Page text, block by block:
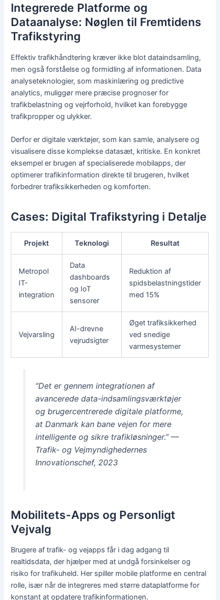
Integrerede Platforme og
Dataanalyse: Nøglen til Fremtidens
Trafikstyring
Effektiv trafikhåndtering kræver ikke blot dataindsamling,
men også forståelse og formidling af informationen. Data
analyseteknologier, som maskinlæring og predictive
analytics, muliggør mere præcise prognoser for
trafikbelastning og vejrforhold, hvilket kan forebygge
trafikpropper og ulykker.
Derfor er digitale værktøjer, som kan samle, analysere og
visualisere disse komplekse datasæt, kritiske. En konkret
eksempel er brugen af specialiserede mobilapps, der
optimerer trafikinformation direkte til brugeren, hvilket
forbedrer trafiksikkerheden og komforten.
Cases: Digital Trafikstyring i Detalje
Projekt Teknologi Resultat
Metropol
IT-
integration
Data
dashboards
og IoT
sensorer
Reduktion af
spidsbelastningstider
med 15%
Vejvarsling
AI-drevne
vejrudsigter
Øget trafiksikkerhed
ved snedige
varmesystemer
“Det er gennem integrationen af
avancerede data-indsamlingsværktøjer
og brugercentrerede digitale platforme,
at Danmark kan bane vejen for mere
intelligente og sikre trafikløsninger.” —
Trafik- og Vejmyndighedernes
Innovationschef, 2023
Mobilitets-Apps og Personligt
Vejvalg
Brugere af trafik- og vejapps får i dag adgang til
realtidsdata, der hjælper med at undgå forsinkelser og
risiko for trafikuheld. Her spiller mobile platforme en central
rolle, især når de integreres med større dataplatforme for
konstant at opdatere trafikinformationen.